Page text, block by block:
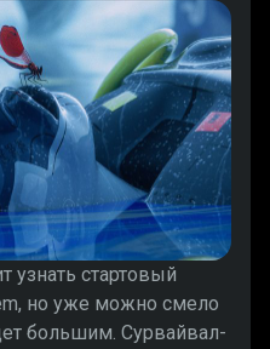
узнать стартовый
но уже можно смело
большим. Сурвайвал-